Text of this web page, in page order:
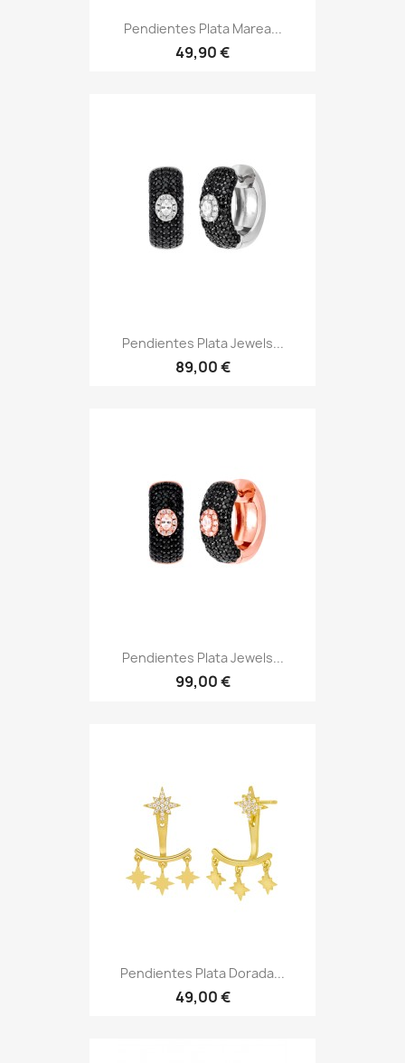
Pendientes Plata Marea...
49,90 €
Pendientes Plata Jewels...
89,00 €
Pendientes Plata Jewels...
99,00 €
Pendientes Plata Dorada...
49,00 €